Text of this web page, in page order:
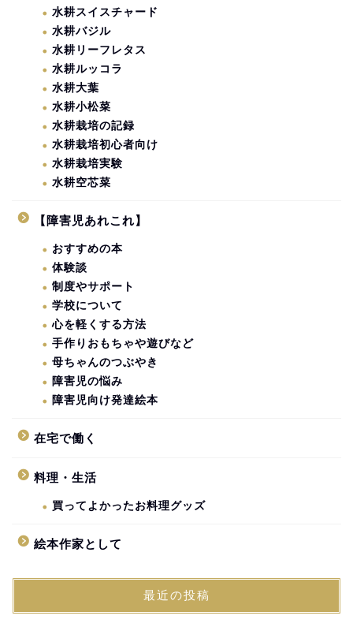
水耕スイスチャード
水耕バジル
水耕リーフレタス
水耕ルッコラ
水耕大葉
水耕小松菜
水耕栽培の記録
水耕栽培初心者向け
水耕栽培実験
水耕空芯菜
【障害児あれこれ】
おすすめの本
体験談
制度やサポート
学校について
心を軽くする方法
手作りおもちゃや遊びなど
母ちゃんのつぶやき
障害児の悩み
障害児向け発達絵本
在宅で働く
料理・生活
買ってよかったお料理グッズ
絵本作家として
最近の投稿